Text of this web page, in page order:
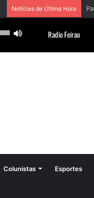
Notícias de Última Hora
Colunistas Esportes